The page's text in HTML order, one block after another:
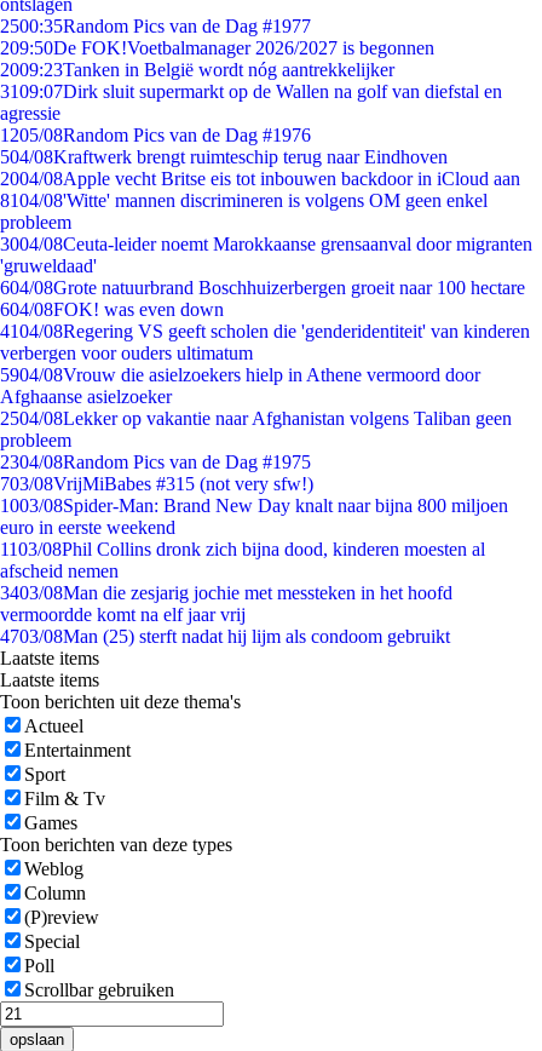
ontslagen
2500:35Random Pics van de Dag #1977
209:50De FOK!Voetbalmanager 2026/2027 is begonnen
2009:23Tanken in België wordt nóg aantrekkelijker
3109:07Dirk sluit supermarkt op de Wallen na golf van diefstal en
agressie
1205/08Random Pics van de Dag #1976
504/08Kraftwerk brengt ruimteschip terug naar Eindhoven
2004/08Apple vecht Britse eis tot inbouwen backdoor in iCloud aan
8104/08'Witte' mannen discrimineren is volgens OM geen enkel
probleem
3004/08Ceuta-leider noemt Marokkaanse grensaanval door migranten
'gruweldaad'
604/08Grote natuurbrand Boschhuizerbergen groeit naar 100 hectare
604/08FOK! was even down
4104/08Regering VS geeft scholen die 'genderidentiteit' van kinderen
verbergen voor ouders ultimatum
5904/08Vrouw die asielzoekers hielp in Athene vermoord door
Afghaanse asielzoeker
2504/08Lekker op vakantie naar Afghanistan volgens Taliban geen
probleem
2304/08Random Pics van de Dag #1975
703/08VrijMiBabes #315 (not very sfw!)
1003/08Spider-Man: Brand New Day knalt naar bijna 800 miljoen
euro in eerste weekend
1103/08Phil Collins dronk zich bijna dood, kinderen moesten al
afscheid nemen
3403/08Man die zesjarig jochie met messteken in het hoofd
vermoordde komt na elf jaar vrij
4703/08Man (25) sterft nadat hij lijm als condoom gebruikt
Laatste items
Laatste items
Toon berichten uit deze thema's
Actueel
Entertainment
Sport
Film & Tv
Games
Toon berichten van deze types
Weblog
Column
(P)review
Special
Poll
Scrollbar gebruiken
opslaan